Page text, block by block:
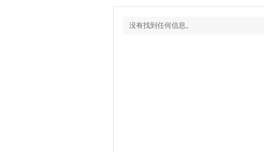
没有找到任何信息。